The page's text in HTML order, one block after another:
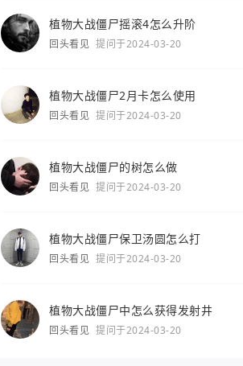
植物大战僵尸摇滚4怎么升阶
回头看见 提问于2024-03-20
植物大战僵尸2月卡怎么使用
回头看见 提问于2024-03-20
植物大战僵尸的树怎么做
回头看见 提问于2024-03-20
植物大战僵尸保卫汤圆怎么打
回头看见 提问于2024-03-20
植物大战僵尸中怎么获得发射井
回头看见 提问于2024-03-20